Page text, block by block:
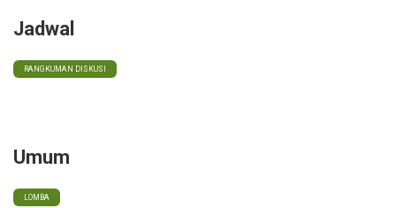
Jadwal
RANGKUMAN DISKUSI
Umum
LOMBA